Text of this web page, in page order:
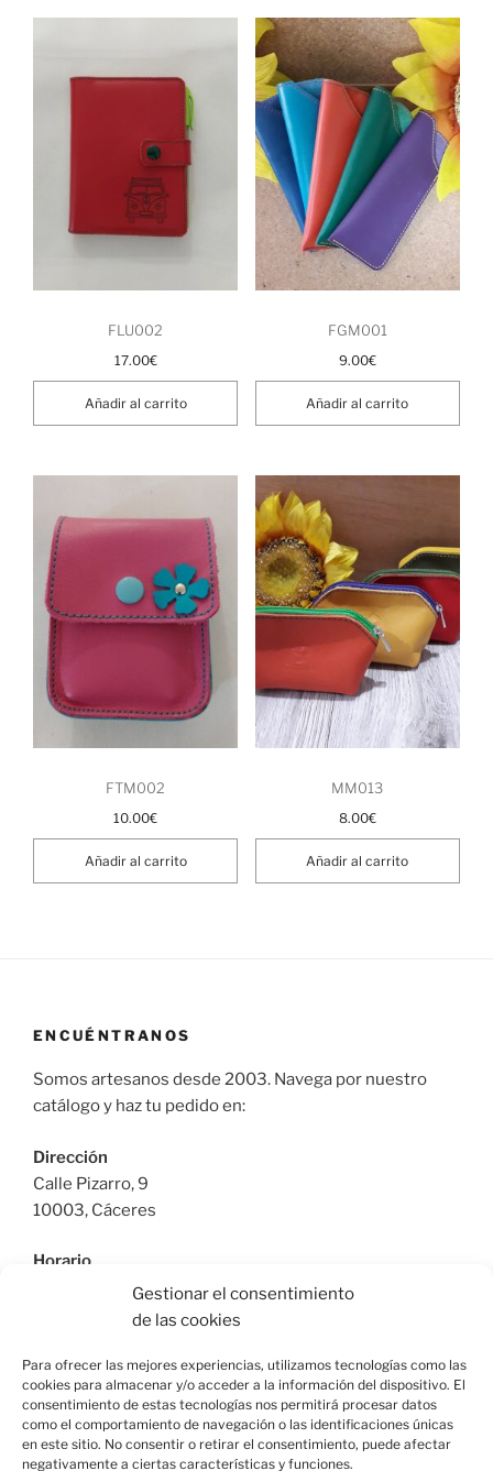
Gestionar el consentimiento
de las cookies
Para ofrecer las mejores experiencias, utilizamos tecnologías como las
cookies para almacenar y/o acceder a la información del dispositivo. El
consentimiento de estas tecnologías nos permitirá procesar datos
como el comportamiento de navegación o las identificaciones únicas
en este sitio. No consentir o retirar el consentimiento, puede afectar
negativamente a ciertas características y funciones.
FLU002
17.00€
Añadir al carrito
FGM001
9.00€
Añadir al carrito
FTM002
10.00€
Añadir al carrito
MM013
8.00€
Añadir al carrito
ENCUÉNTRANOS
Somos artesanos desde 2003. Navega por nuestro
catálogo y haz tu pedido en:
Dirección
Calle Pizarro, 9
10003, Cáceres
Horario
De Lunes a Viernes: 9:30h a 13:30h | 17:30 a 21:00h
Sábado: 10:30h a 14:00h |
Teléfono
615664955